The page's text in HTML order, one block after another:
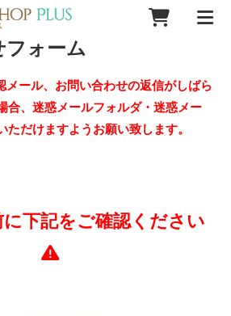
フォーム
ール、お問い合わせの返信がしばら
合、迷惑メールフォルダ・迷惑メー
ただけますようお願い致します。
下記をご確認ください